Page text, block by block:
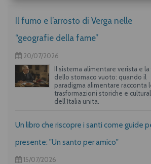
Il fumo e l’arrosto di Verga nelle
“geografie della fame”
20/07/2026
Il sistema alimentare verista e la
dello stomaco vuoto: quando il
paradigma alimentare racconta
trasformazioni storiche e
dell’Italia unita.
Un libro che riscopre i santi come guide
presente: "Un santo per amico"
15/07/2026